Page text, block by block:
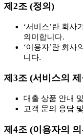
제2조 (정의)
‘서비스’란 회사
의미합니다.
‘이용자’란 회사
니다.
제3조 (서비스의
대출 상품 안내
고객 문의 응답
제4조 (이용자의